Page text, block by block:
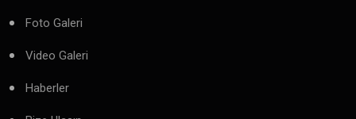
Foto Galeri
Video Galeri
Haberler